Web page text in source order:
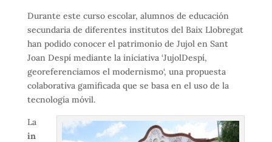
Durante este curso escolar, alumnos de educación
secundaria de diferentes institutos del Baix Llobregat
han podido conocer el patrimonio de Jujol en Sant
Joan Despí mediante la iniciativa ‘JujolDespí,
georeferenciamos el modernismo‘, una propuesta
colaborativa gamificada que se basa en el uso de la
tecnología móvil.
La
in